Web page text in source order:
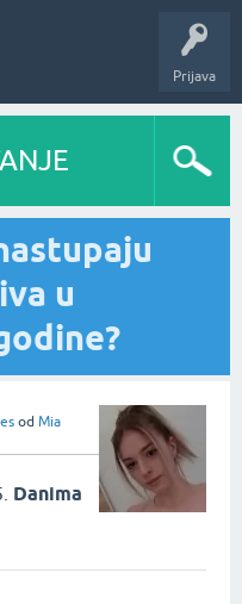
Prijava
u
od Mia
Danima